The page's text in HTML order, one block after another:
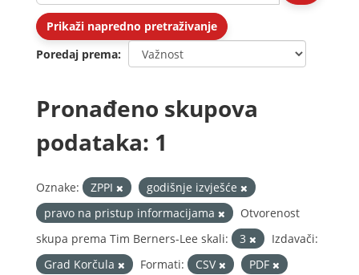
Prikaži napredno pretraživanje
Poredaj prema
Pronađeno skupova
podataka: 1
Oznake: ZPPI
godišnje izvješće
pravo na pristup informacijama
Otvorenost
skupa prema Tim Berners-Lee skali:
3
Izdavači:
Grad Korčula
Formati: CSV
PDF